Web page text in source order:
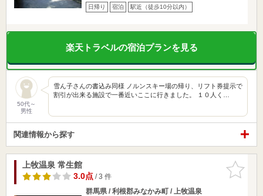
日帰り 宿泊 駅近（徒歩10分以内）
楽天トラベルの宿泊プランを見る
50代～
男性
雪ん子さんの書込み同様 ノルンスキー場の帰り、リフト券提示で
割引が出来る施設で一番近いここに行きました。 １０人く…
関連情報から探す
お気に入
りに追加
上牧温泉 常生館
3.0点/ 3 件
群馬県 / 利根郡みなかみ町 / 上牧温泉